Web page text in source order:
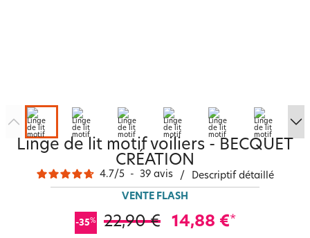
Linge de lit motif voiliers - BECQUET
CRÉATION
4.7/5 - 39 avis / Descriptif détaillé
VENTE FLASH
-35% 22,90 € 14,88 €*